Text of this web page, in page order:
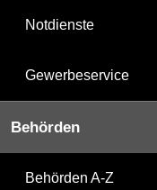
Notdienste
Gewerbeservice
Behörden
Behörden A-Z